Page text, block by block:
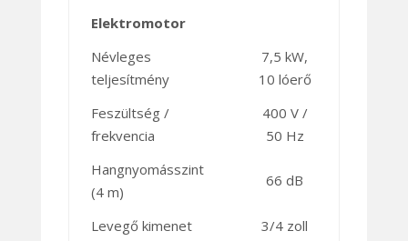
Elektromotor
Névleges
teljesítmény
7,5 kW,
10 lóerő
Feszültség /
frekvencia
400 V /
50 Hz
Hangnyomásszint
(4 m)
66 dB
Levegő kimenet
3/4 zoll